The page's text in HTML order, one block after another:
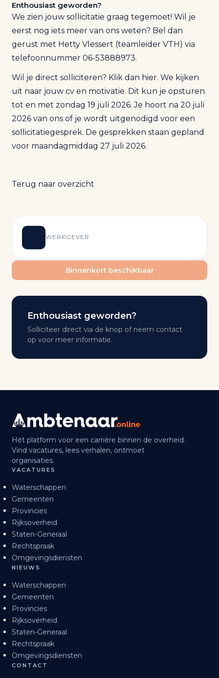
Enthousiast geworden?
We zien jouw sollicitatie graag tegemoet! Wil je
eerst nog iets meer van ons weten? Bel dan
gerust met Hetty Vlessert (teamleider VTH) via
telefoonnummer 06-53888973.
Wil je direct solliciteren? Klik dan hier. We kijken
uit naar jouw cv en motivatie. Dit kun je opsturen
tot en met zondag 19 juli 2026. Je hoort na 20 juli
2026 van ons of je wordt uitgenodigd voor een
sollicitatiegesprek. De gesprekken staan gepland
voor maandagmiddag 27 juli 2026.
Terug naar overzicht
WERKGEVER
Binnenkort beschikbaar
Enthousiast geworden?
Solliciteer direct via de knop of neem contact
op voor meer informatie.
Hét platform voor een carrière binnen de overheid.
Vind vacatures, lees verhalen, ontmoet
organisaties.
VACATURES
Waterschappen
Gemeenten
Provincies
Rijksoverheid
Staten-Generaal
Rechtspraak
Omgevingsdiensten
NIEUWS
Waterschappen
Gemeenten
Provincies
Rijksoverheid
Staten-Generaal
Rechtspraak
Omgevingsdiensten
CONTACT